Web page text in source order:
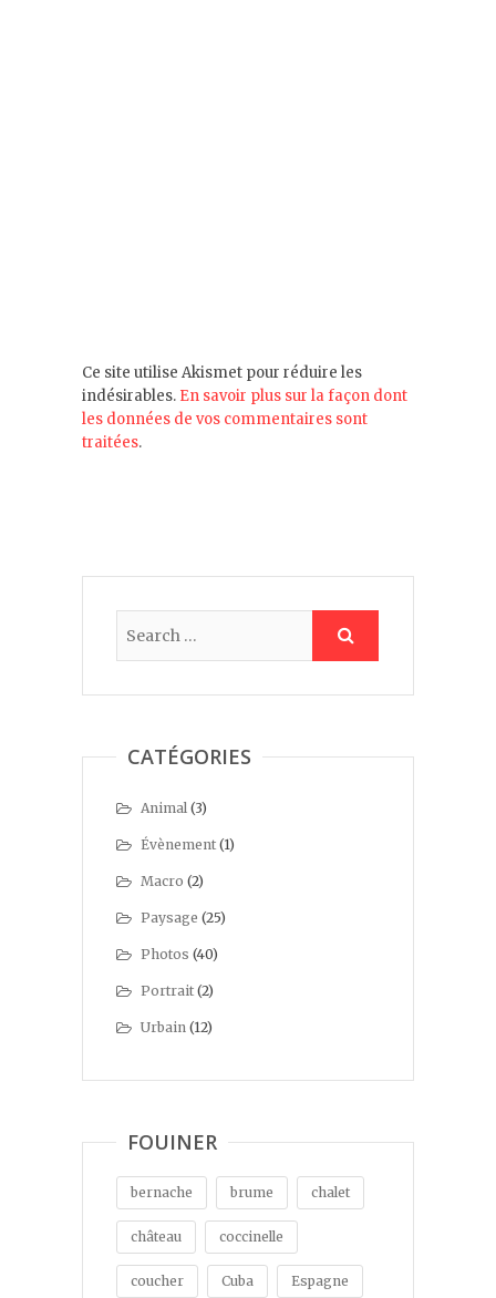
Ce site utilise Akismet pour réduire les
indésirables. En savoir plus sur la façon dont
les données de vos commentaires sont
traitées.
CATÉGORIES
Animal (3)
Évènement (1)
Macro (2)
Paysage (25)
Photos (40)
Portrait (2)
Urbain (12)
FOUINER
bernache brume chalet
château coccinelle
coucher Cuba Espagne